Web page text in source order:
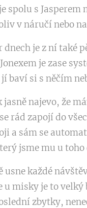
s Jasperem
v náručí nebo
je z ní také
je zase
jí baví si s něčím
najevo, že
rád zapojí do
a sám se
jsme mu u
usne každé
misky je to velký
zbytky,